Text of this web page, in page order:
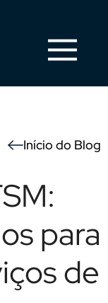
Início do Blog
para
de